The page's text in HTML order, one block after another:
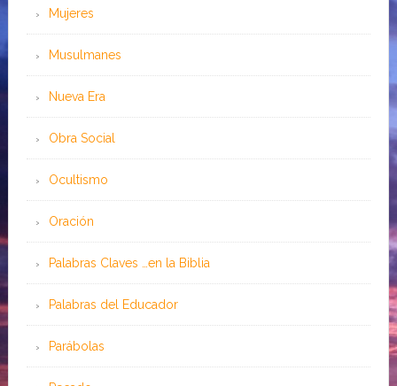
Mujeres
Musulmanes
Nueva Era
Obra Social
Ocultismo
Oración
Palabras Claves …en la Biblia
Palabras del Educador
Parábolas